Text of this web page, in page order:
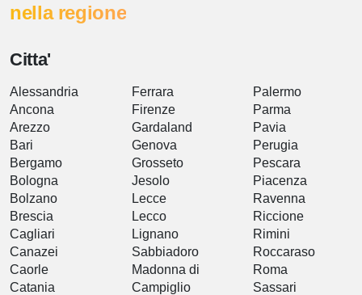
nella regione
Citta'
Alessandria
Ancona
Arezzo
Bari
Bergamo
Bologna
Bolzano
Brescia
Cagliari
Canazei
Caorle
Catania
Ferrara
Firenze
Gardaland
Genova
Grosseto
Jesolo
Lecce
Lecco
Lignano
Sabbiadoro
Madonna di
Campiglio
Palermo
Parma
Pavia
Perugia
Pescara
Piacenza
Ravenna
Riccione
Rimini
Roccaraso
Roma
Sassari